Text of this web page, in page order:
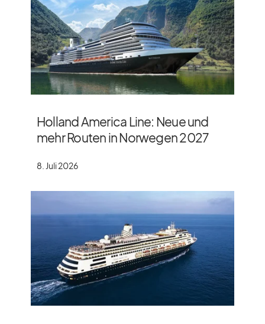
Holland America Line: Neue und
mehr Routen in Norwegen 2027
8. Juli 2026